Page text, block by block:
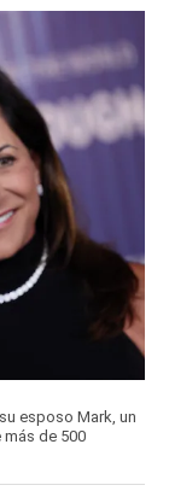
esposo Mark, un
de 500